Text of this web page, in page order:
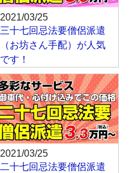
2021/03/25
三十七回忌法要僧侶派遣
（お坊さん手配）が人気
です！
2021/03/25
二十七回忌法要僧侶派遣